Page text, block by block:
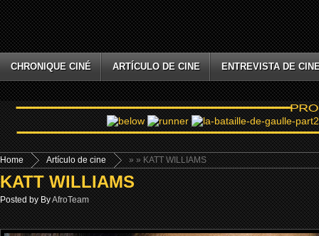
CHRONIQUE CINÉ ARTÍCULO DE CINE ENTREVISTA DE
Home »
Artículo de cine » KATT WILLIAMS
KATT WILLIAMS
Posted by ByAfroTeam